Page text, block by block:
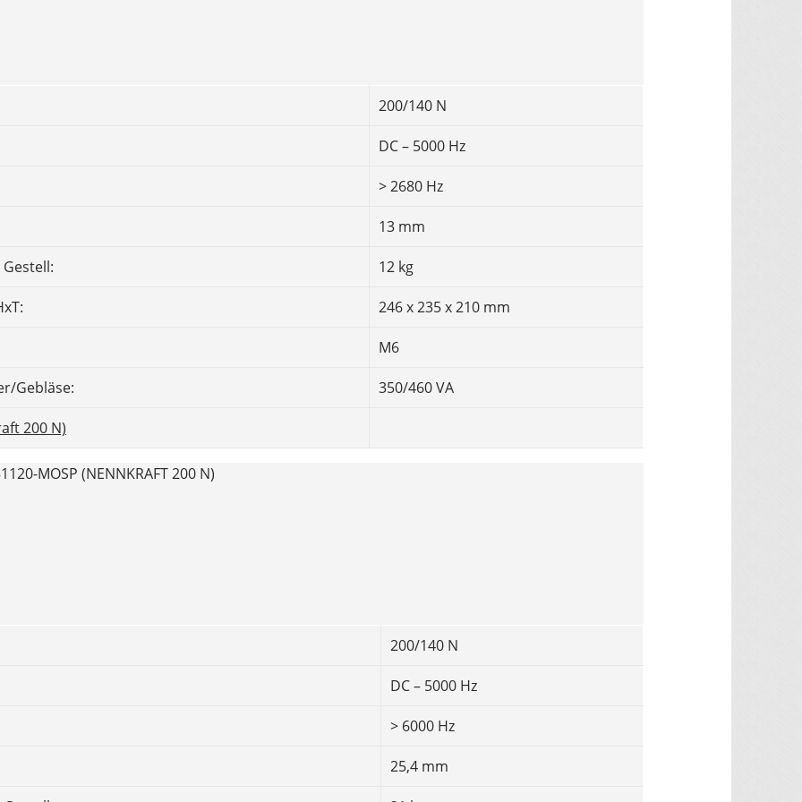
200/140 N
DC – 5000 Hz
> 2680 Hz
13 mm
12 kg
246 x 235 x 210 mm
M6
Gebläse: 350/460 VA
200 N)
MOSP (NENNKRAFT 200 N)
200/140 N
DC – 5000 Hz
> 6000 Hz
25,4 mm